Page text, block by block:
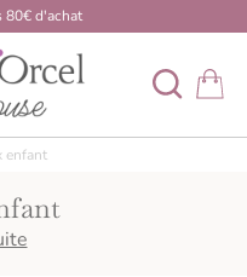
80€ d'achat
Mulhouse
enfant
une communion ou un